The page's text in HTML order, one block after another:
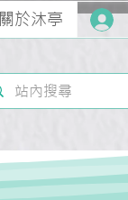
關於沐亭